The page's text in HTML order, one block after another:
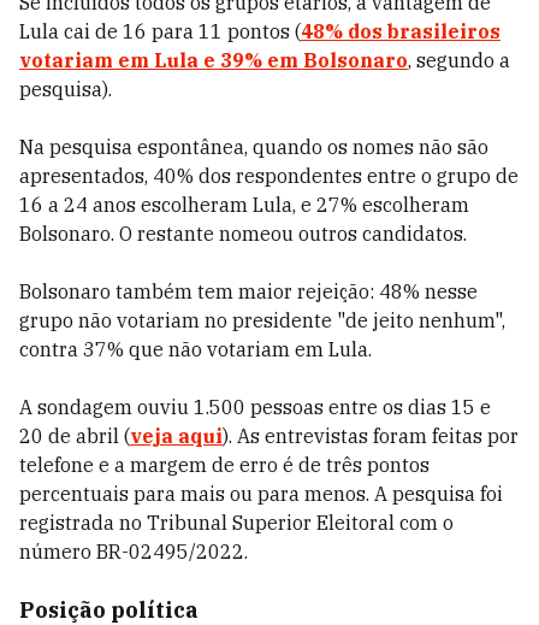
Lula cai de 16 para 11 pontos (48% dos brasileiros
votariam em Lula e 39% em Bolsonaro, segundo a
pesquisa).
Na pesquisa espontânea, quando os nomes não são
apresentados, 40% dos respondentes entre o grupo de
16 a 24 anos escolheram Lula, e 27% escolheram
Bolsonaro. O restante nomeou outros candidatos.
Bolsonaro também tem maior rejeição: 48% nesse
grupo não votariam no presidente "de jeito nenhum",
contra 37% que não votariam em Lula.
A sondagem ouviu 1.500 pessoas entre os dias 15 e
20 de abril (veja aqui). As entrevistas foram feitas por
telefone e a margem de erro é de três pontos
percentuais para mais ou para menos. A pesquisa foi
registrada no Tribunal Superior Eleitoral com o
número BR-02495/2022.
Posição política